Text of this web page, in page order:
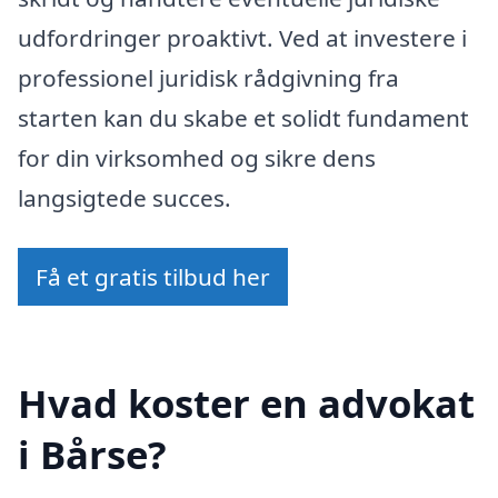
udfordringer proaktivt. Ved at investere i
professionel juridisk rådgivning fra
starten kan du skabe et solidt fundament
for din virksomhed og sikre dens
langsigtede succes.
Få et gratis tilbud her
Hvad koster en advokat
i Bårse?